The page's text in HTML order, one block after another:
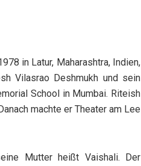
in Latur, Maharashtra, Indien,
Vilasrao Deshmukh und sein
School in Mumbai. Riteish
machte er Theater am Lee
Mutter heißt Vaishali. Der